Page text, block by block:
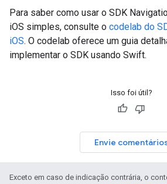
Para saber como usar o SDK
iOS simples, consulte o codelab do
iOS. O codelab oferece um guia
implementar o SDK usando Swift.
Isso foi útil?
Envie
Exceto em caso de indicação contrária, o